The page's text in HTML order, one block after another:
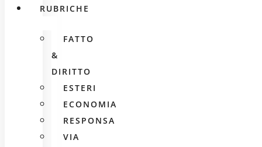
RUBRICHE
FATTO
&
DIRITTO
ESTERI
ECONOMIA
RESPONSA
VIA